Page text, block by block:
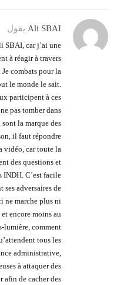
Ali SBAI يقول
SBAI, car j’ai une
à réagir à travers
Je combats pour la
le monde le sait.
participent à ces
pas tomber dans
la marque des
il faut répondre
vidéo, car toute la
des questions et
INDH. C’est facile
ses adversaires de
ne marche plus ni
encore moins au
lumière, comment
tous les
administrative,
à attaquer des
afin de cacher des